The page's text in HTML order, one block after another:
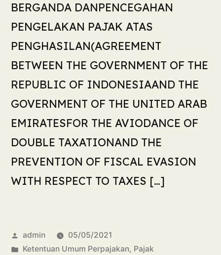
BERGANDA DANPENCEGAHAN
PENGELAKAN PAJAK ATAS
PENGHASILAN(AGREEMENT
BETWEEN THE GOVERNMENT OF THE
REPUBLIC OF INDONESIAAND THE
GOVERNMENT OF THE UNITED ARAB
EMIRATESFOR THE AVIODANCE OF
DOUBLE TAXATIONAND THE
PREVENTION OF FISCAL EVASION
WITH RESPECT TO TAXES […]
admin
05/05/2021
Ketentuan Umum Perpajakan, Pajak